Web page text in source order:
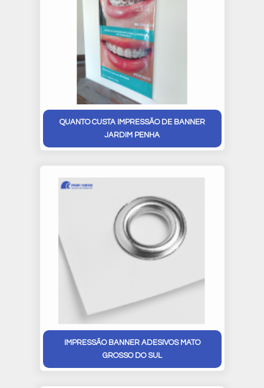
QUANTO CUSTA IMPRESSÃO DE BANNER
JARDIM PENHA
IMPRESSÃO BANNER ADESIVOS MATO
GROSSO DO SUL